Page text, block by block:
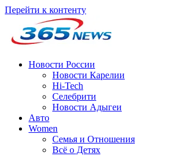
Перейти к контенту
Новости России
Новости Карелии
Hi-Tech
Селебрити
Новости Адыгеи
Авто
Women
Семья и Отношения
Всё о Детях